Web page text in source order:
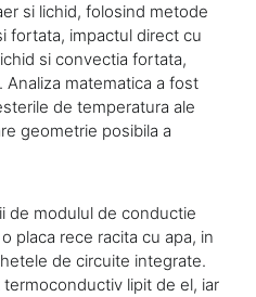
si lichid, folosind metode
fortata, impactul direct cu
si convectia fortata,
matematica a fost
de temperatura ale
geometrie posibila a
de modulul de conductie
placa rece racita cu apa, in
de circuite integrate.
lipit de el, iar